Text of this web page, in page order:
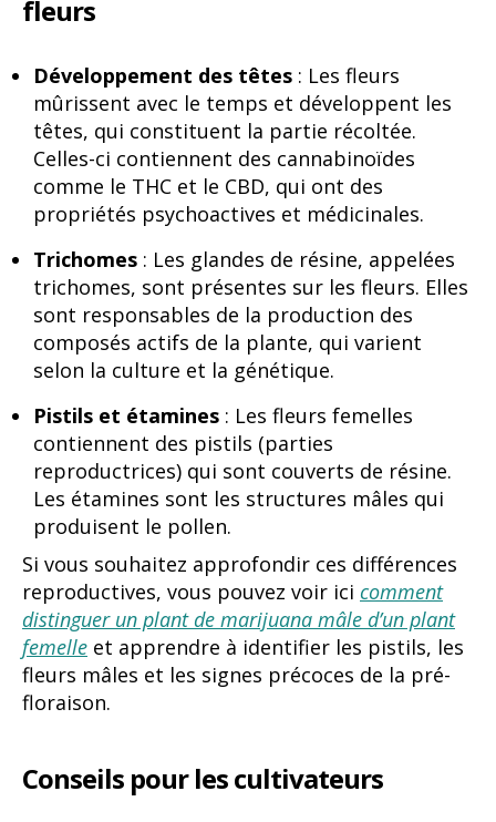
fleurs
Développement des têtes : Les fleurs
mûrissent avec le temps et développent les
têtes, qui constituent la partie récoltée.
Celles-ci contiennent des cannabinoïdes
comme le THC et le CBD, qui ont des
propriétés psychoactives et médicinales.
Trichomes : Les glandes de résine, appelées
trichomes, sont présentes sur les fleurs. Elles
sont responsables de la production des
composés actifs de la plante, qui varient
selon la culture et la génétique.
Pistils et étamines : Les fleurs femelles
contiennent des pistils (parties
reproductrices) qui sont couverts de résine.
Les étamines sont les structures mâles qui
produisent le pollen.
Si vous souhaitez approfondir ces différences
reproductives, vous pouvez voir ici comment
distinguer un plant de marijuana mâle d’un plant
femelle et apprendre à identifier les pistils, les
fleurs mâles et les signes précoces de la pré-
floraison.
Conseils pour les cultivateurs